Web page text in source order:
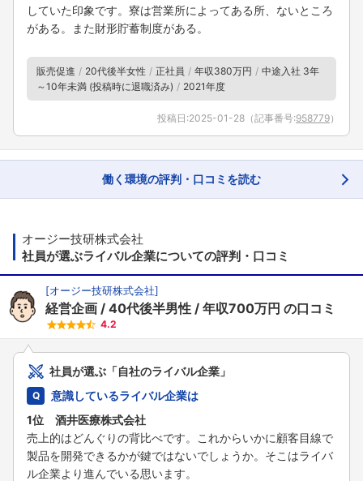
していた印象です。寮は営業所によってある所、ないところ
がある。また財形貯蓄制度がある。
販売促進 20代後半女性 正社員 年収380万円
中途入社 3年
～10年未満 (投稿時に退職済み)
2021年度
投稿日:2025-01-28 （記事番号:958779）
働く環境の評判・口コミを読む
オージー技研株式会社
社員が選ぶライバル企業についての評判・口コミ
[オージー技研株式会社]
経営企画 40代後半男性 年収700万円 の口コミ
4.2
社員が選ぶ「自社のライバル企業」
意識しているライバル企業は
1位 酒井医療株式会社
売上的はどんぐりの背比べです。これからいかに顧客目線で
製品を開発できるかが鍵ではないでしょうか。そこはライバ
ル企業より進んでいる思います。